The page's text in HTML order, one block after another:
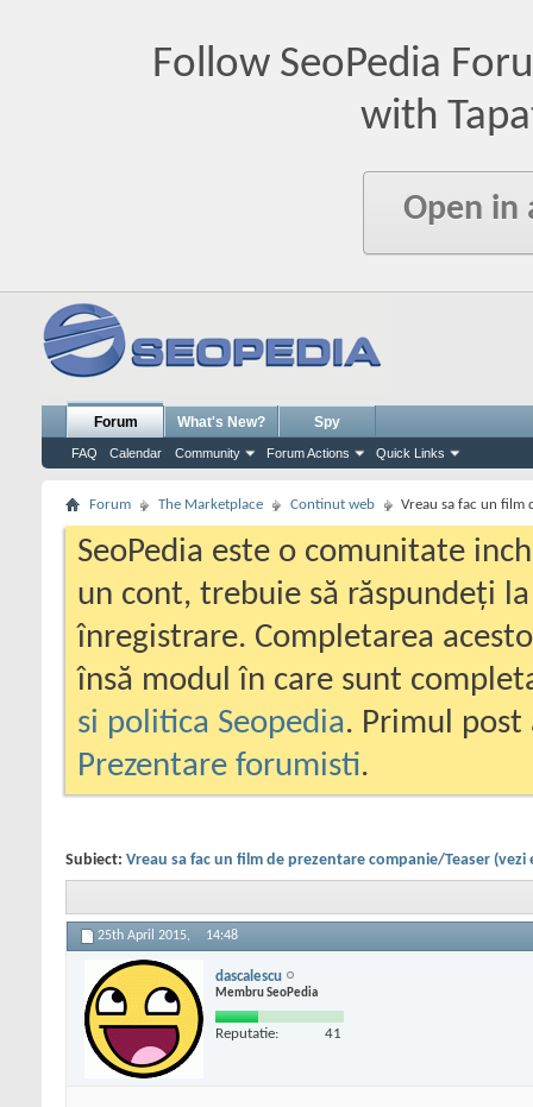
Follow SeoPedia
with
Open in
Forum
FAQ Calendar Community Forum Actions Quick Links
What's New? Spy
Forum The Marketplace Continut web Vreau sa fac un film
SeoPedia este o comunitate
un cont, trebuie să răspundeți
înregistrare. Completarea
însă modul în care sunt
si politica Seopedia. Primul
Prezentare forumisti.
Subiect: Vreau sa fac un film de prezentare companie/Teaser (vezi
25th April 2015, 14:48
dascalescu
Membru SeoPedia
Reputatie: 41